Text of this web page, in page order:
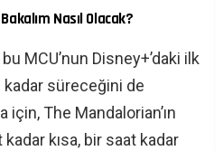
Nasıl Olacak?
MCU’nun Disney+’daki ilk
süreceğini de
için, The Mandalorian’ın
kısa, bir saat kadar